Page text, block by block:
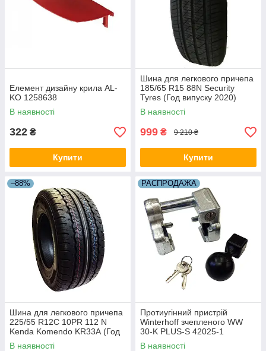
Елемент дизайну крила AL-
KO 1258638
В наявності
322 ₴
Купити
Шина для легкового причепа
185/65 R15 88N Security
Tyres (Год випуску 2020)
301250-20
В наявності
999 ₴ 9 210 ₴
Купити
–88%
Шина для легкового причепа
225/55 R12C 10PR 112 N
Kenda Komendo KR33А (Год
випуску 2017) 30313-17
В наявності
РАСПРОДАЖА
Протиугінний пристрій
Winterhoff зчепленого WW
30-K PLUS-S 42025-1
В наявності